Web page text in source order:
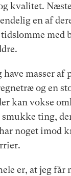
kvalitet.
en af
med
masser af
og en
kan vokse
ting,
noget imod
er, at jeg får